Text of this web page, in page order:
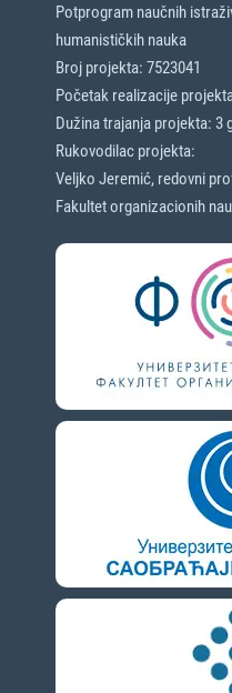
Potprogram naučnih
humanističkih nauka
Broj projekta: 7523041
Početak realizacije
Dužina trajanja projekta: 3
Rukovodilac projekta:
Veljko Jeremić, redovni
Fakultet organizacionih